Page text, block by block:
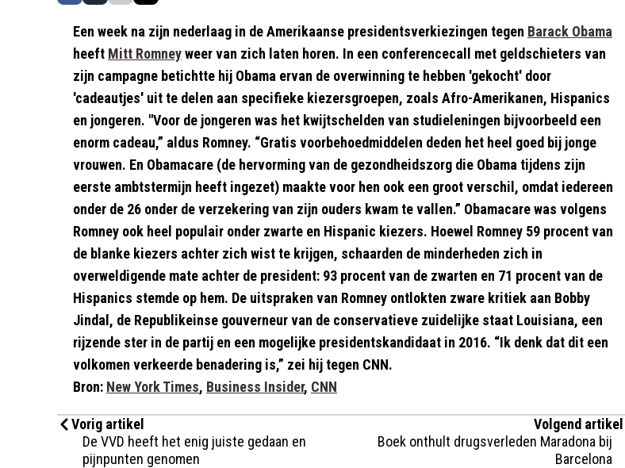
Een week na zijn nederlaag in de Amerikaanse presidentsverkiezingen tegen Barack Obama
heeft Mitt Romneyweer van zich laten horen. In een conferencecall met geldschieters van
zijn campagne betichtte hij Obama ervan de overwinning te hebben 'gekocht' door
'cadeautjes' uit te delen aan specifieke kiezersgroepen, zoals Afro-Amerikanen, Hispanics
en jongeren. "Voor de jongeren was het kwijtschelden van studieleningen bijvoorbeeld een
enorm cadeau,” aldus Romney. “Gratis voorbehoedmiddelen deden het heel goed bij jonge
vrouwen. En Obamacare (de hervorming van de gezondheidszorg die Obama tijdens zijn
eerste ambtstermijn heeft ingezet) maakte voor hen ook een groot verschil, omdat iedereen
onder de 26 onder de verzekering van zijn ouders kwam te vallen.” Obamacare was volgens
Romney ook heel populair onder zwarte en Hispanic kiezers. Hoewel Romney 59 procent van
de blanke kiezers achter zich wist te krijgen, schaarden de minderheden zich in
overweldigende mate achter de president: 93 procent van de zwarten en 71 procent van de
Hispanics stemde op hem. De uitspraken van Romney ontlokten zware kritiek aan Bobby
Jindal, de Republikeinse gouverneur van de conservatieve zuidelijke staat Louisiana, een
rijzende ster in de partij en een mogelijke presidentskandidaat in 2016. “Ik denk dat dit een
volkomen verkeerde benadering is,” zei hij tegen CNN.
Bron: New York Times, Business Insider, CNN
Vorig artikel
De VVD heeft het enig juiste gedaan en
pijnpunten genomen
Volgend artikel
Boek onthult drugsverleden Maradona bij
Barcelona